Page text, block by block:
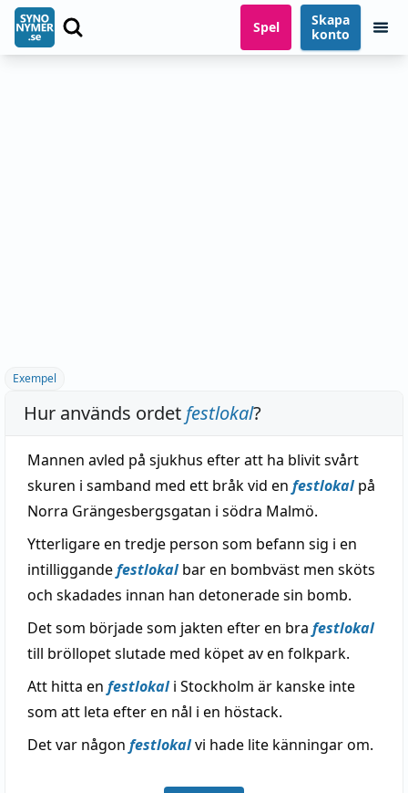
Spel
Skapa
konto
Exempel
Hur används ordet festlokal?
Mannen avled på sjukhus efter att ha blivit svårt
skuren i samband med ett bråk vid en festlokalpå
Norra Grängesbergsgatan i södra Malmö.
Ytterligare en tredje person som befann sig i en
intilliggandefestlokalbar en bombväst men sköts
och skadades innan han detonerade sin bomb.
Det som började som jakten efter en bra festlokal
till bröllopet slutade med köpet av en folkpark.
Att hitta en festlokali Stockholm är kanske inte
som att leta efter en nål i en höstack.
Det var någon festlokalvi hade lite känningar om.